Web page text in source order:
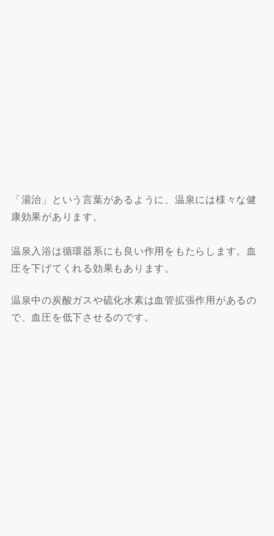
「湯治」という言葉があるように、温泉には様々な健
康効果があります。
温泉入浴は循環器系にも良い作用をもたらします。血
圧を下げてくれる効果もあります。
温泉中の炭酸ガスや硫化水素は血管拡張作用があるの
で、血圧を低下させるのです。